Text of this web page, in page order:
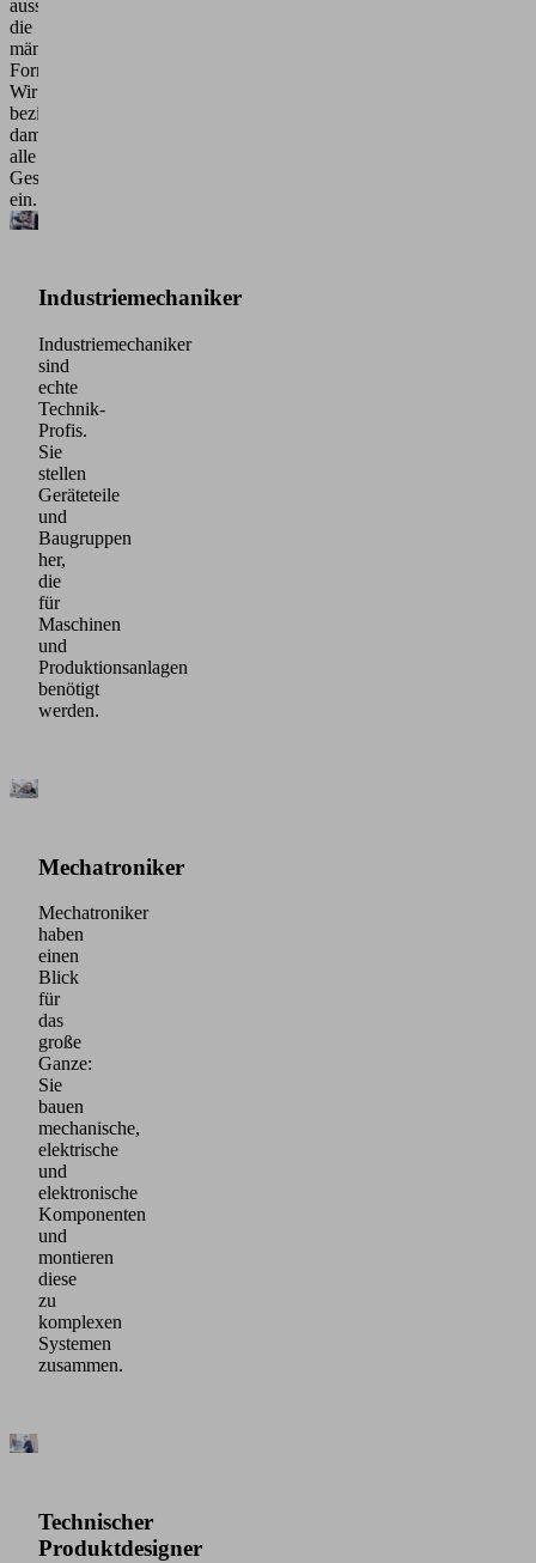
ausschließlich
die
männliche
Form.
Wir
beziehen
damit
alle
Geschlechter
ein.
Industriemechaniker
Industriemechaniker
sind
echte
Technik-
Profis.
Sie
stellen
Geräteteile
und
Baugruppen
her,
die
für
Maschinen
und
Produktionsanlagen
benötigt
werden.
Mechatroniker
Mechatroniker
haben
einen
Blick
für
das
große
Ganze:
Sie
bauen
mechanische,
elektrische
und
elektronische
Komponenten
und
montieren
diese
zu
komplexen
Systemen
zusammen.
Technischer
Produktdesigner